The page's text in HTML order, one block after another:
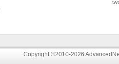
Copyright ©2010-2026